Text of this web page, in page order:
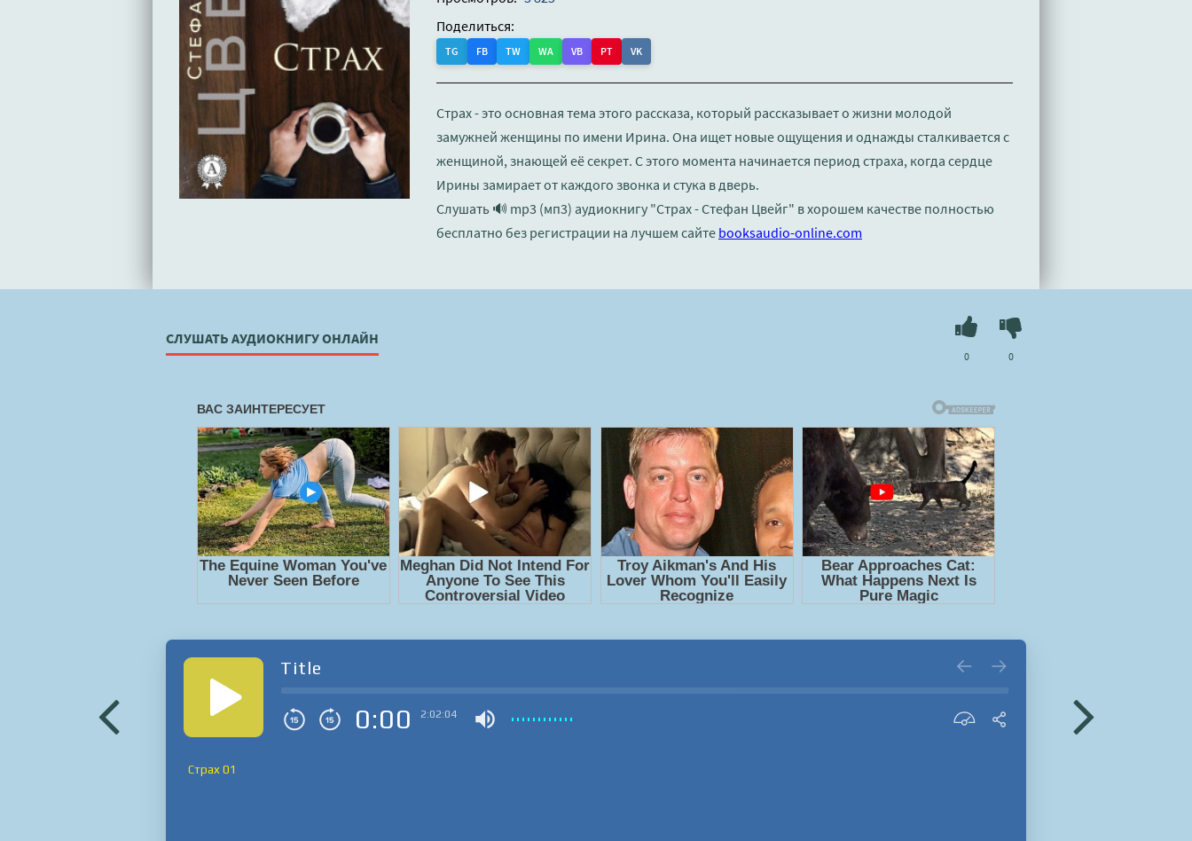
Поделиться:
TG FB TW WA VB PT VK
Страх - это основная тема этого рассказа, который рассказывает о жизни молодой
замужней женщины по имени Ирина. Она ищет новые ощущения и однажды сталкивается с
женщиной, знающей её секрет. С этого момента начинается период страха, когда сердце
Ирины замирает от каждого звонка и стука в дверь.
Слушать 🔊 mp3 (мп3) аудиокнигу "Страх - Стефан Цвейг" в хорошем качестве полностью
бесплатно без регистрации на лучшем сайте booksaudio-online.com
СЛУШАТЬ АУДИОКНИГУ ОНЛАЙН
0 0
Title
0:00 2:02:04
Страх 01